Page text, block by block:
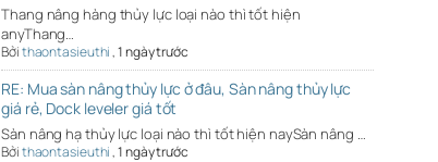
Thang nâng hàng thủy lực loại nào thì tốt hiện
anyThang…
Bởithaontasieuthi,1 ngày trước
RE: Mua sàn nâng thủy lực ở đâu, Sàn nâng thủy lực
giá rẻ, Dock leveler giá tốt
Sàn nâng hạ thủy lực loại nào thì tốt hiện naySàn nâng …
Bởithaontasieuthi,1 ngày trước